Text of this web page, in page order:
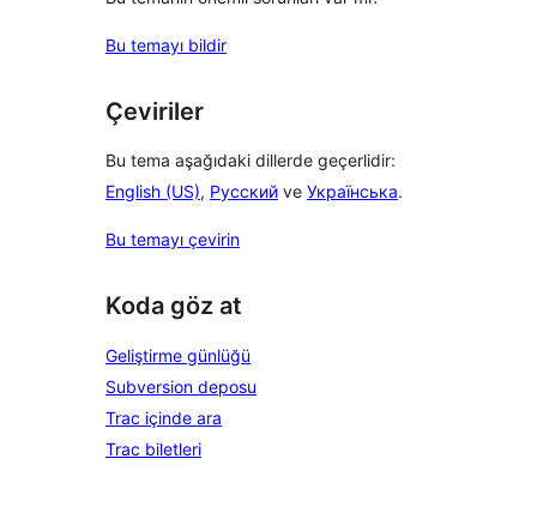
Bu temayı bildir
Çeviriler
Bu tema aşağıdaki dillerde geçerlidir:
English (US), Русский ve Українська.
Bu temayı çevirin
Koda göz at
Geliştirme günlüğü
Subversion deposu
Trac içinde ara
Trac biletleri